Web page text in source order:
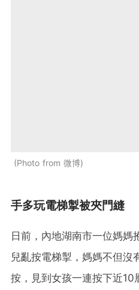
Photo from 微博
手多玩電梯掣被夾門縫
日前，內地湖南市一位媽
兒亂按電梯掣，媽媽不但沒
按，見到女孩一連按下近10